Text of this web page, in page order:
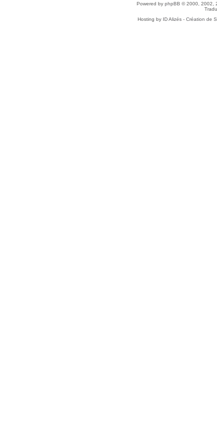
Powered by phpBB © 2000, 2002,
Hosting by ID Alizés - Création de